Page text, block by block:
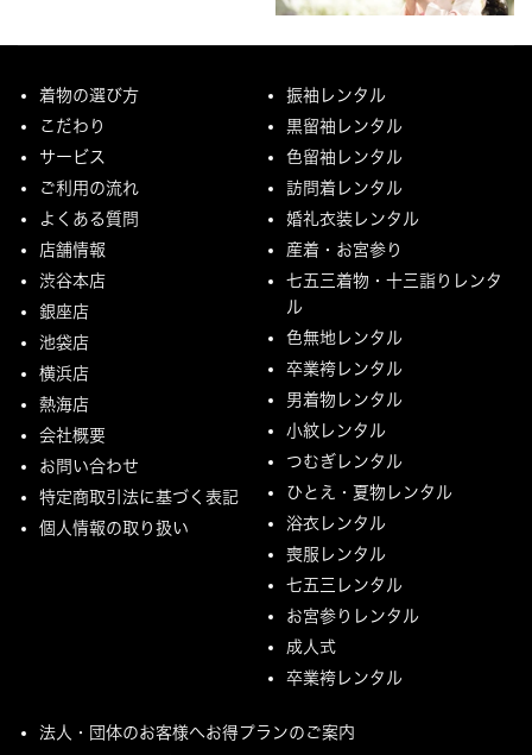
着物の選び方
こだわり
サービス
ご利用の流れ
よくある質問
店舗情報
渋谷本店
銀座店
池袋店
横浜店
熱海店
会社概要
お問い合わせ
特定商取引法に基づく表記
個人情報の取り扱い
振袖レンタル
黒留袖レンタル
色留袖レンタル
訪問着レンタル
婚礼衣装レンタル
産着・お宮参り
七五三着物・十三詣りレンタ
ル
色無地レンタル
卒業袴レンタル
男着物レンタル
小紋レンタル
つむぎレンタル
ひとえ・夏物レンタル
浴衣レンタル
喪服レンタル
七五三レンタル
お宮参りレンタル
成人式
卒業袴レンタル
法人・団体のお客様へお得プランのご案内